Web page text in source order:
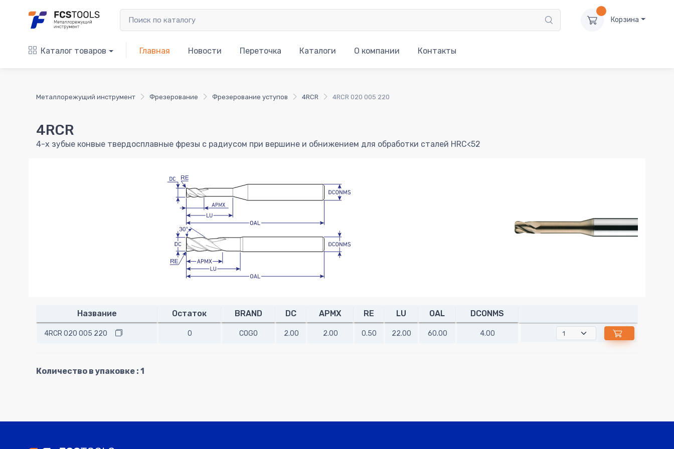
Корзина
Каталог товаров Главная Новости Переточка Каталоги О компании Контакты
Металлорежущий инструмент Фрезерование Фрезерование уступов 4RCR 4RCR 020 005 220
4RCR
4-х зубые конвые твердосплавные фрезы с радиусом при вершине и обнижением для обработки сталей HRC<52
Название Остаток BRAND DC APMX RE LU OAL DCONMS
4RCR 020 005 220 0 COGO 2.00 2.00 0.50 22.00 60.00 4.00
Количество в упаковке : 1